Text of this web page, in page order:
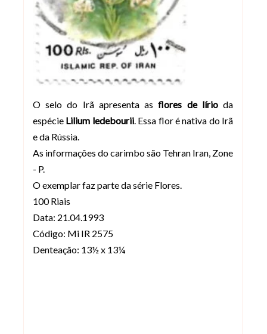
O selo do Irã apresenta asflores de lírioda
espécie Lilium ledebourii. Essa flor é nativa do Irã
e da Rússia.
As informações do carimbo são Tehran Iran, Zone
- P.
O exemplar faz parte da série Flores.
100 Riais
Data: 21.04.1993
Código: Mi IR 2575
Denteação: 13½ x 13¼